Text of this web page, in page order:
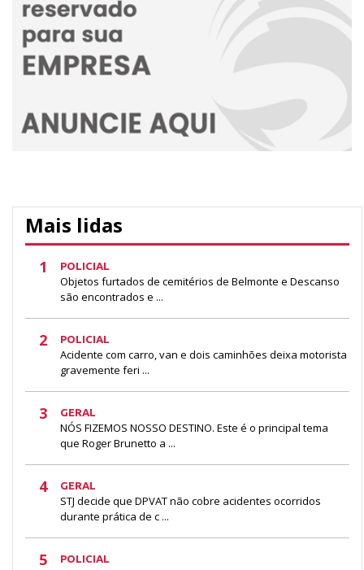
Mais lidas
1 POLICIAL
Objetos furtados de cemitérios de Belmonte e Descanso
são encontrados e ...
2 POLICIAL
Acidente com carro, van e dois caminhões deixa motorista
gravemente feri ...
3 GERAL
NÓS FIZEMOS NOSSO DESTINO. Este é o principal tema
que Roger Brunetto a ...
4 GERAL
STJ decide que DPVAT não cobre acidentes ocorridos
durante prática de c ...
5 POLICIAL